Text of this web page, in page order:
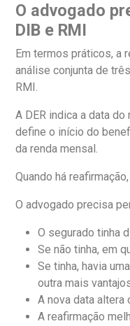
O advogado
DIB e RMI
Em termos práticos, a
análise conjunta de
RMI.
A DER indica a data
define o início do
da renda mensal.
Quando há
O advogado precisa
O segurado tinha
Se não tinha, em
Se tinha, havia
outra mais
A nova data
A reafirmação